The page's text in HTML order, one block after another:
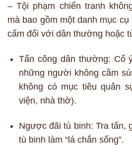
– Tội phạm chiến tranh
mà bao gồm một danh mục
cấm đối với dân thường hoặc
Tấn công dân thường: Cố
những người không cầm
không có mục tiêu quân
viện, nhà thờ).
Ngược đãi tù binh: Tra tấn,
tù binh làm “lá chắn sống”.